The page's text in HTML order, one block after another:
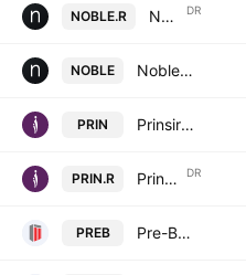
NOBLE.R Noble Development Public Co., Ltd. NVDR DR
NOBLE Noble Development Public Co., Ltd.
PRIN Prinsiri Public Co. Ltd.
PRIN.R Prinsiri Public Co. Ltd. NVDR DR
PREB Pre-Built Public Co. Ltd.